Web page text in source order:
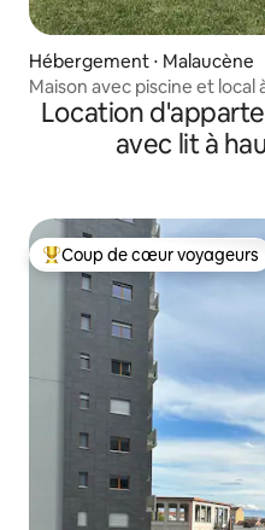
Hébergement ⋅ Malaucène
Maison avec piscine et
Location
avec lit à
Coups de cœur voyageurs
Coup de cœur voyageurs